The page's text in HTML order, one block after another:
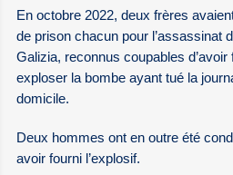
En octobre 2022, deux frères
de prison chacun pour l’assassinat
Galizia, reconnus coupables
exploser la bombe ayant tué la
domicile.
Deux hommes ont en outre été
avoir fourni l’explosif.